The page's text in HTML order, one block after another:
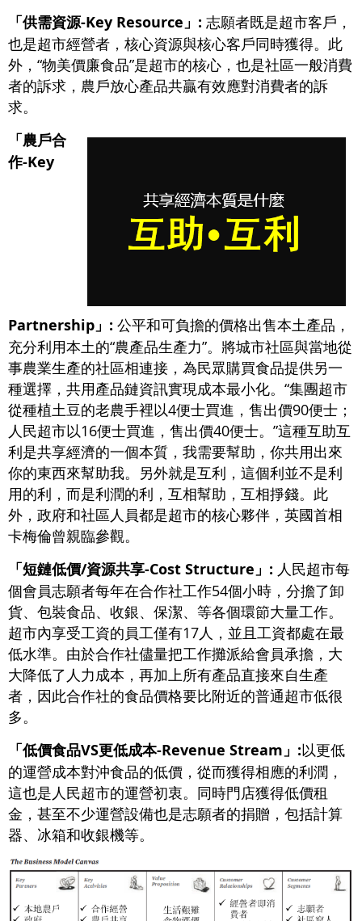
「供需資源-Key Resource」: 志願者既是超市客戶，
也是超市經營者，核心資源與核心客戶同時獲得。此
外，“物美價廉食品”是超市的核心，也是社區一般消費
者的訴求，農戶放心產品共贏有效應對消費者的訴
求。
「農戶合
作-Key
Partnership」: 公平和可負擔的價格出售本土產品，
充分利用本土的“農產品生產力”。將城市社區與當地從
事農業生產的社區相連接，為民眾購買食品提供另一
種選擇，共用產品鏈資訊實現成本最小化。“集團超市
從種植土豆的老農手裡以4便士買進，售出價90便士；
人民超市以16便士買進，售出價40便士。”這種互助互
利是共享經濟的一個本質，我需要幫助，你共用出來
你的東西來幫助我。另外就是互利，這個利並不是利
用的利，而是利潤的利，互相幫助，互相掙錢。此
外，政府和社區人員都是超市的核心夥伴，英國首相
卡梅倫曾親臨參觀。
「短鏈低價/資源共享-Cost Structure」: 人民超市每
個會員志願者每年在合作社工作54個小時，分擔了卸
貨、包裝食品、收銀、保潔、等各個環節大量工作。
超市內享受工資的員工僅有17人，並且工資都處在最
低水準。由於合作社儘量把工作攤派給會員承擔，大
大降低了人力成本，再加上所有產品直接來自生產
者，因此合作社的食品價格要比附近的普通超市低很
多。
「低價食品VS更低成本-Revenue Stream」:以更低
的運營成本對沖食品的低價，從而獲得相應的利潤，
這也是人民超市的運營初衷。同時門店獲得低價租
金，甚至不少運營設備也是志願者的捐贈，包括計算
器、冰箱和收銀機等。